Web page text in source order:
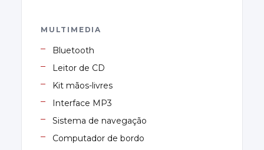
MULTIMEDIA
Bluetooth
Leitor de CD
Kit mãos-livres
Interface MP3
Sistema de navegação
Computador de bordo